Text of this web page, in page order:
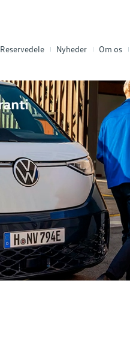
Reservedele Nyheder Om os